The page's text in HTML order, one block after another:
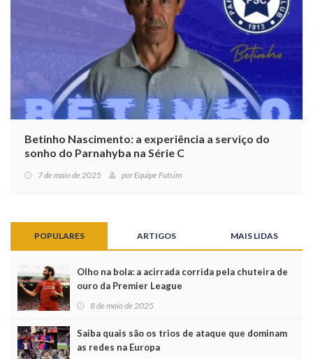
Betinho Nascimento: a experiência a serviço do
sonho do Parnahyba na Série C
7 de maio de 2025 porEquipe Futsim
POPULARES ARTIGOS MAIS LIDAS
Olho na bola: a acirrada corrida pela chuteira de
ouro da Premier League
8 de maio de 2025
Saiba quais são os trios de ataque que dominam
as redes na Europa